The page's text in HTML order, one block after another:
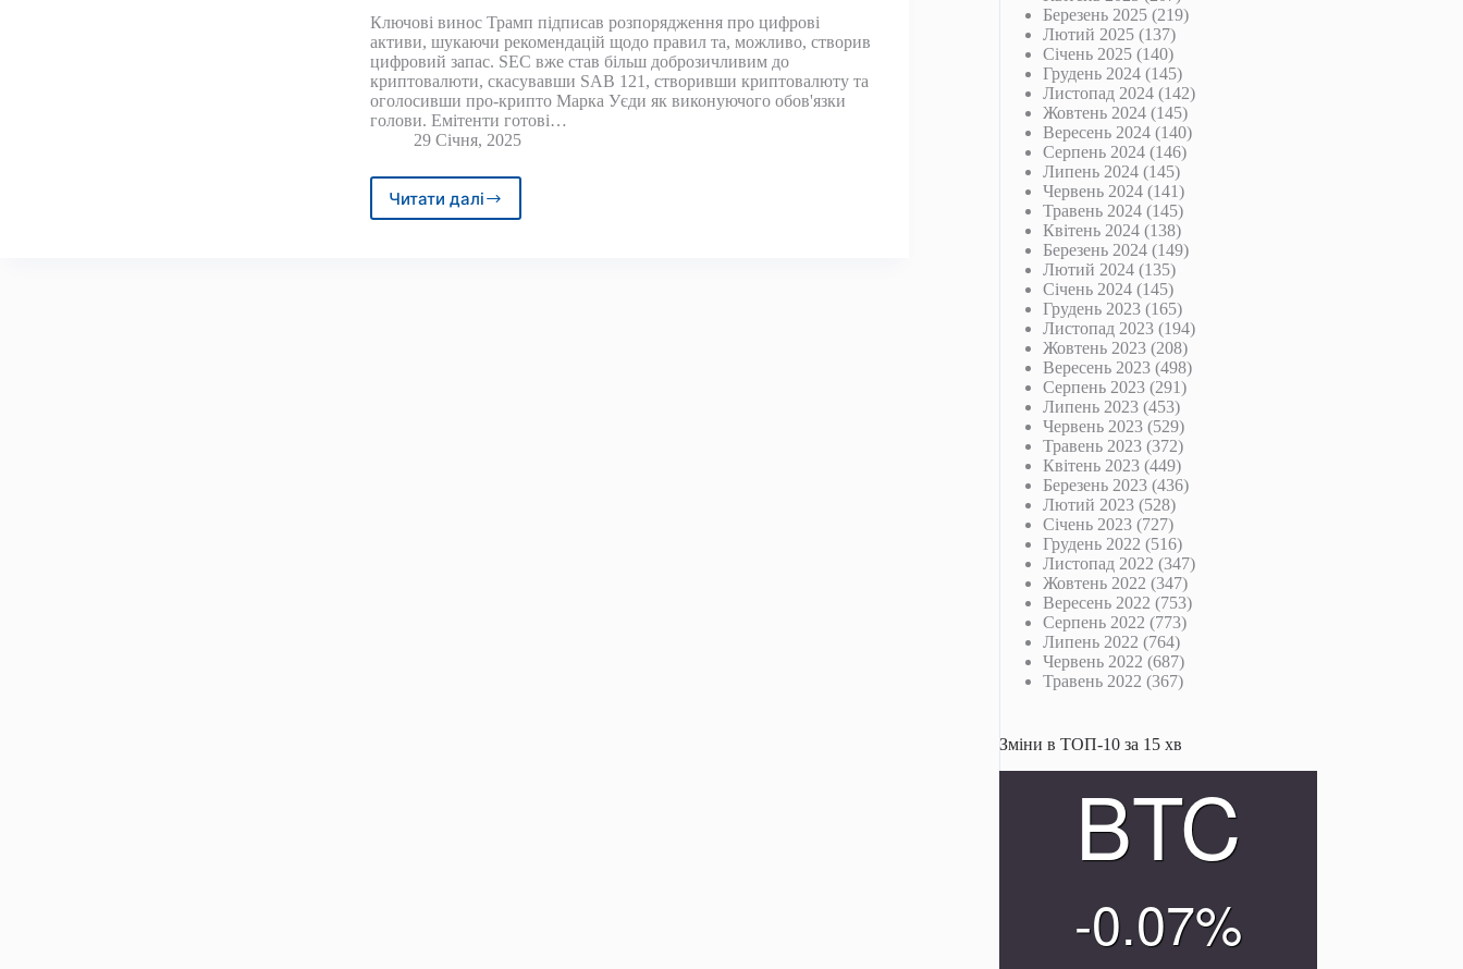
фондовому
ринку
в
історії”,
каже,
що
Біткойн
буде
бум
Ключові винос Трамп підписав розпорядження про цифрові
активи, шукаючи рекомендацій щодо правил та, можливо, створив
цифровий запас. SEC вже став більш доброзичливим до
криптовалюти, скасувавши SAB 121, створивши криптовалюту та
оголосивши про-крипто Марка Уєди як виконуючого обов'язки
голови. Емітенти готові…
29 Січня, 2025
Читати далі
3
Березень 2025 (219)
Лютий 2025 (137)
Січень 2025 (140)
Грудень 2024 (145)
Листопад 2024 (142)
Жовтень 2024 (145)
Вересень 2024 (140)
Серпень 2024 (146)
Липень 2024 (145)
Червень 2024 (141)
Травень 2024 (145)
Квітень 2024 (138)
Березень 2024 (149)
Лютий 2024 (135)
Січень 2024 (145)
Грудень 2023 (165)
Листопад 2023 (194)
Жовтень 2023 (208)
Вересень 2023 (498)
Серпень 2023 (291)
Липень 2023 (453)
Червень 2023 (529)
Травень 2023 (372)
Квітень 2023 (449)
Березень 2023 (436)
Лютий 2023 (528)
Січень 2023 (727)
Грудень 2022 (516)
Листопад 2022 (347)
Жовтень 2022 (347)
Вересень 2022 (753)
Серпень 2022 (773)
Липень 2022 (764)
Червень 2022 (687)
Травень 2022 (367)
Зміни в ТОП-10 за 15 хв